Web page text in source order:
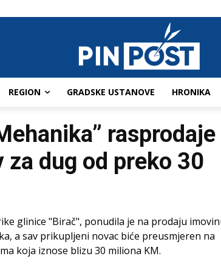
REGION GRADSKE USTANOVE HRONIKA
rasprodaje
dug od preko 30
glinice "Birač", ponudila je na prodaju
a sav prikupljeni novac biće preusmjeren na
koja iznose blizu 30 miliona KM.